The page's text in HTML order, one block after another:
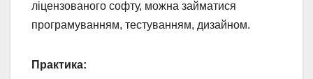
ліцензованого софту, можна займатися
програмуванням, тестуванням, дизайном.
Практика: